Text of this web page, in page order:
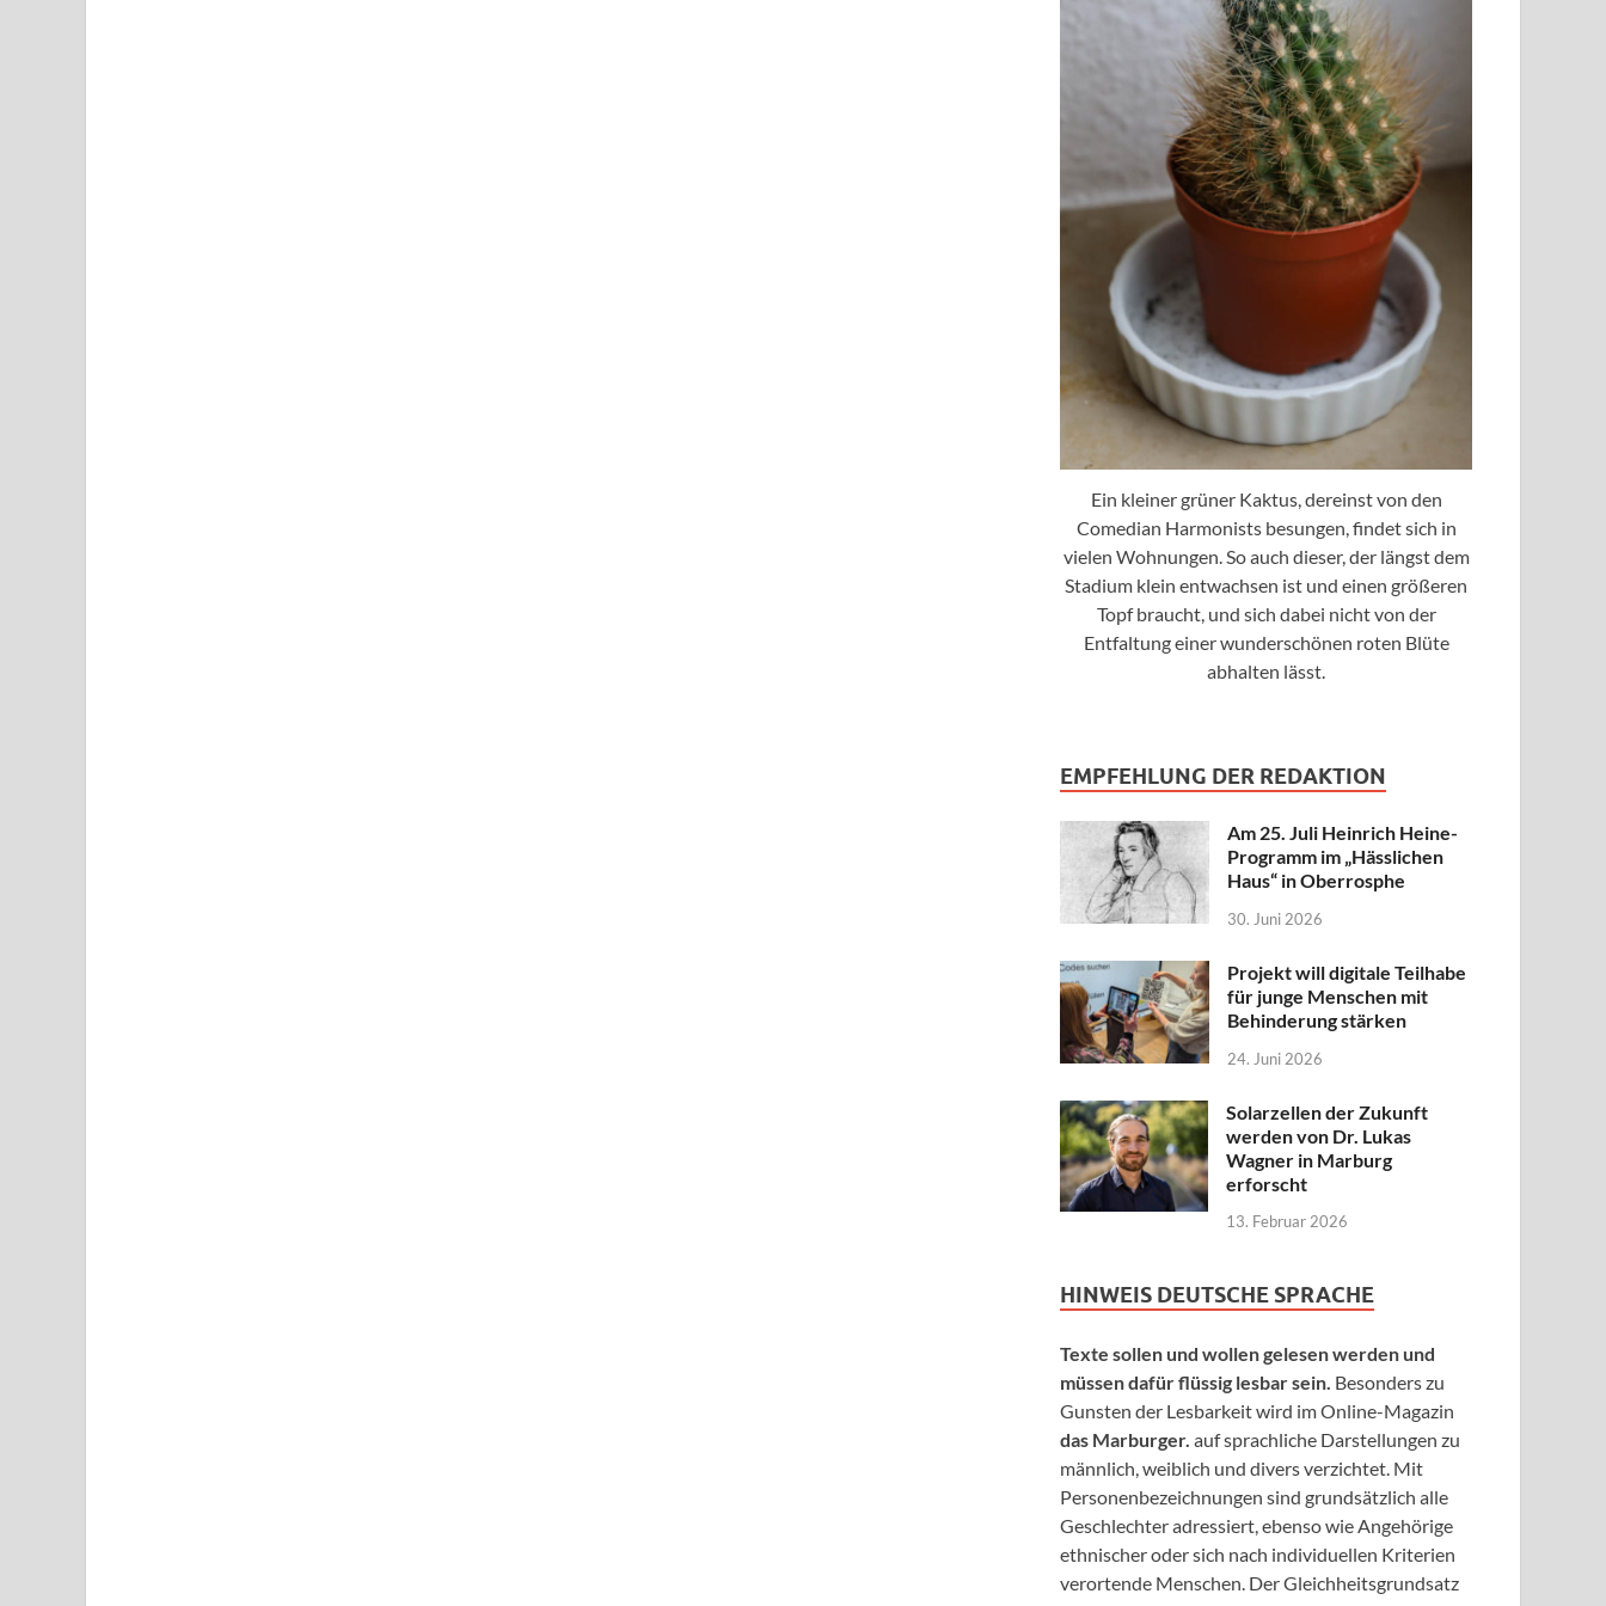
Ein kleiner grüner Kaktus, dereinst von den
Comedian Harmonists besungen, findet sich in
vielen Wohnungen. So auch dieser, der längst dem
Stadium klein entwachsen ist und einen größeren
Topf braucht, und sich dabei nicht von der
Entfaltung einer wunderschönen roten Blüte
abhalten lässt.
EMPFEHLUNG DER REDAKTION
Am 25. Juli Heinrich Heine-
Programm im „Hässlichen
Haus“ in Oberrosphe
30. Juni 2026
Projekt will digitale Teilhabe
für junge Menschen mit
Behinderung stärken
24. Juni 2026
Solarzellen der Zukunft
werden von Dr. Lukas
Wagner in Marburg
erforscht
13. Februar 2026
HINWEIS DEUTSCHE SPRACHE
Texte sollen und wollen gelesen werden und
müssen dafür flüssig lesbar sein. Besonders zu
Gunsten der Lesbarkeit wird im Online-Magazin
das Marburger. auf sprachliche Darstellungen zu
männlich, weiblich und divers verzichtet. Mit
Personenbezeichnungen sind grundsätzlich alle
Geschlechter adressiert, ebenso wie Angehörige
ethnischer oder sich nach individuellen Kriterien
verortende Menschen. Der Gleichheitsgrundsatz